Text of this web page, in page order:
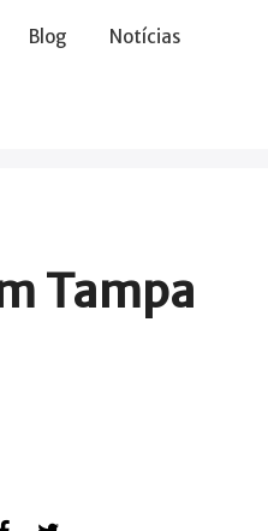
Blog Notícias
Tampa